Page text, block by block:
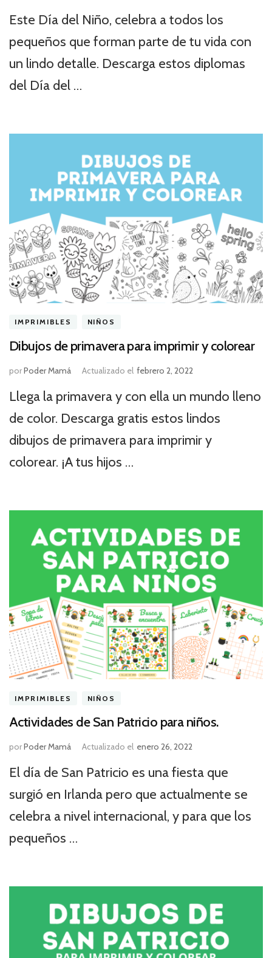
Este Día del Niño, celebra a todos los
pequeños que forman parte de tu vida con
un lindo detalle. Descarga estos diplomas
del Día del …
IMPRIMIBLES NIÑOS
Dibujos de primavera para imprimir y colorear
porPoder Mamá Actualizado el febrero 2, 2022
Llega la primavera y con ella un mundo lleno
de color. Descarga gratis estos lindos
dibujos de primavera para imprimir y
colorear. ¡A tus hijos …
IMPRIMIBLES NIÑOS
Actividades de San Patricio para niños.
porPoder Mamá Actualizado el enero 26, 2022
El día de San Patricio es una fiesta que
surgió en Irlanda pero que actualmente se
celebra a nivel internacional, y para que los
pequeños …